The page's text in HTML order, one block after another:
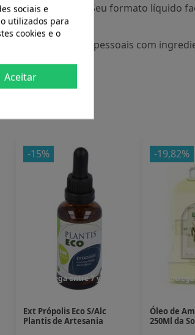
propriedades. Seu formato líquido
seus cuidados pessoais com
-15%
Entrega entre 7 y 10 dias
Ext Própolis Eco S/Alc
Plantis de Artesania
-19,82%
Óleo de
250Ml da
sociais e
utilizados para
cookies e o
Aceitar